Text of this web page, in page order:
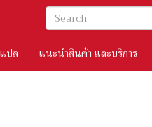
ปล แนะนำสินค้า และบริการ